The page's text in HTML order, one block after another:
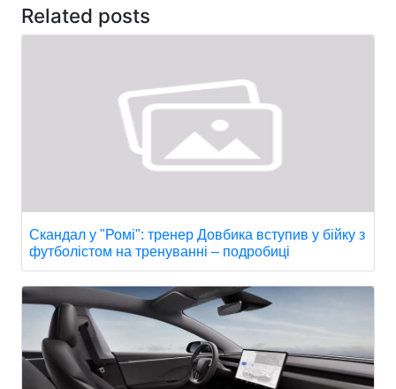
Related posts
Скандал у "Ромі": тренер Довбика вступив у бійку з
футболістом на тренуванні – подробиці